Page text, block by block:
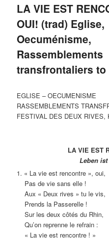
LA VIE EST
OUI! (trad) Eglise,
Oecuménisme,
Rassemblements
transfrontaliers to
EGLISE – OECUMENISME
RASSEMBLEMENTS
FESTIVAL DES DEUX RIVES,
LA VIE EST
Leben ist
1. « La vie est rencontre
Pas de vie sans elle !
Aux « Deux rives » tu le vis,
Prends la Passerelle !
Sur les deux côtés du Rhin,
Qu’on reprenne le refrain :
« La vie est rencontre ! »